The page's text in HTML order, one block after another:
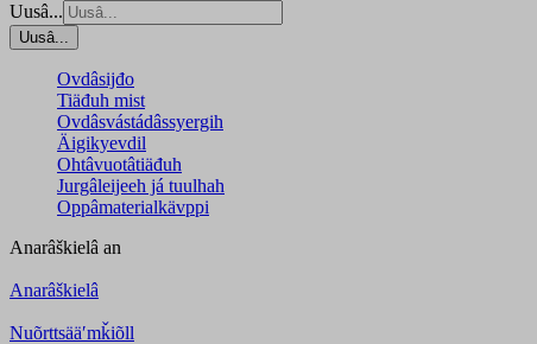
Uusâ...
Uusâ...
Ovdâsijđo
Tiäđuh mist
Ovdâsvástádâssyergih
Äigikyevdil
Ohtâvuotâtiäđuh
Jurgâleijeeh já tuulhah
Oppâmaterialkävppi
Anarâškielâ an
Anarâškielâ
Nuõrttsääʹmǩiõll